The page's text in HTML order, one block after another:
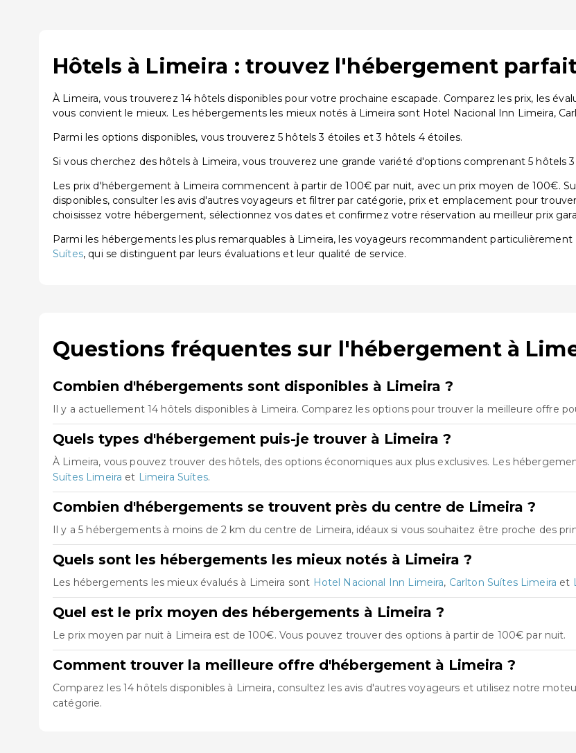
Hôtels à Limeira : trouvez l'hébergement
À Limeira, vous trouverez 14 hôtels disponibles pour votre prochaine escapade. Comparez les prix, les
vous convient le mieux. Les hébergements les mieux notés à Limeira sont Hotel Nacional Inn Limeira,
Parmi les options disponibles, vous trouverez 5 hôtels 3 étoiles et 3 hôtels 4 étoiles.
Si vous cherchez des hôtels à Limeira, vous trouverez une grande variété d'options comprenant 5 hôtels
Les prix d'hébergement à Limeira commencent à partir de 100€ par nuit, avec un prix moyen de 100€.
disponibles, consulter les avis d'autres voyageurs et filtrer par catégorie, prix et emplacement pour
choisissez votre hébergement, sélectionnez vos dates et confirmez votre réservation au meilleur prix
Parmi les hébergements les plus remarquables à Limeira, les voyageurs recommandent particulièrement
Suítes, qui se distinguent par leurs évaluations et leur qualité de service.
Questions fréquentes sur l'hébergement à
Combien d'hébergements sont disponibles à Limeira ?
Il y a actuellement 14 hôtels disponibles à Limeira. Comparez les options pour trouver la meilleure offre
Quels types d'hébergement puis-je trouver à Limeira ?
À Limeira, vous pouvez trouver des hôtels, des options économiques aux plus exclusives. Les
Suítes Limeira et Limeira Suítes.
Combien d'hébergements se trouvent près du centre de Limeira ?
Il y a 5 hébergements à moins de 2 km du centre de Limeira, idéaux si vous souhaitez être proche des
Quels sont les hébergements les mieux notés à Limeira ?
Les hébergements les mieux évalués à Limeira sont Hotel Nacional Inn Limeira, Carlton Suítes Limeira et
Quel est le prix moyen des hébergements à Limeira ?
Le prix moyen par nuit à Limeira est de 100€. Vous pouvez trouver des options à partir de 100€ par nuit.
Comment trouver la meilleure offre d'hébergement à Limeira ?
Comparez les 14 hôtels disponibles à Limeira, consultez les avis d'autres voyageurs et utilisez notre
catégorie.